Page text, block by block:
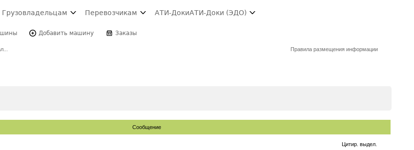
Грузовладельцам Перевозчикам АТИ-ДокиАТИ-Доки (ЭДО)
Добавить машину Заказы
Правила размещения информации
Сообщение
Цитир. выдел.